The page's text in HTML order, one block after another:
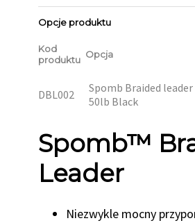
Opcje produktu
Kod
produktu Opcja
DBL002
Spomb Braided
50lb Black
Spomb™
Leader
Niezwykle mocny